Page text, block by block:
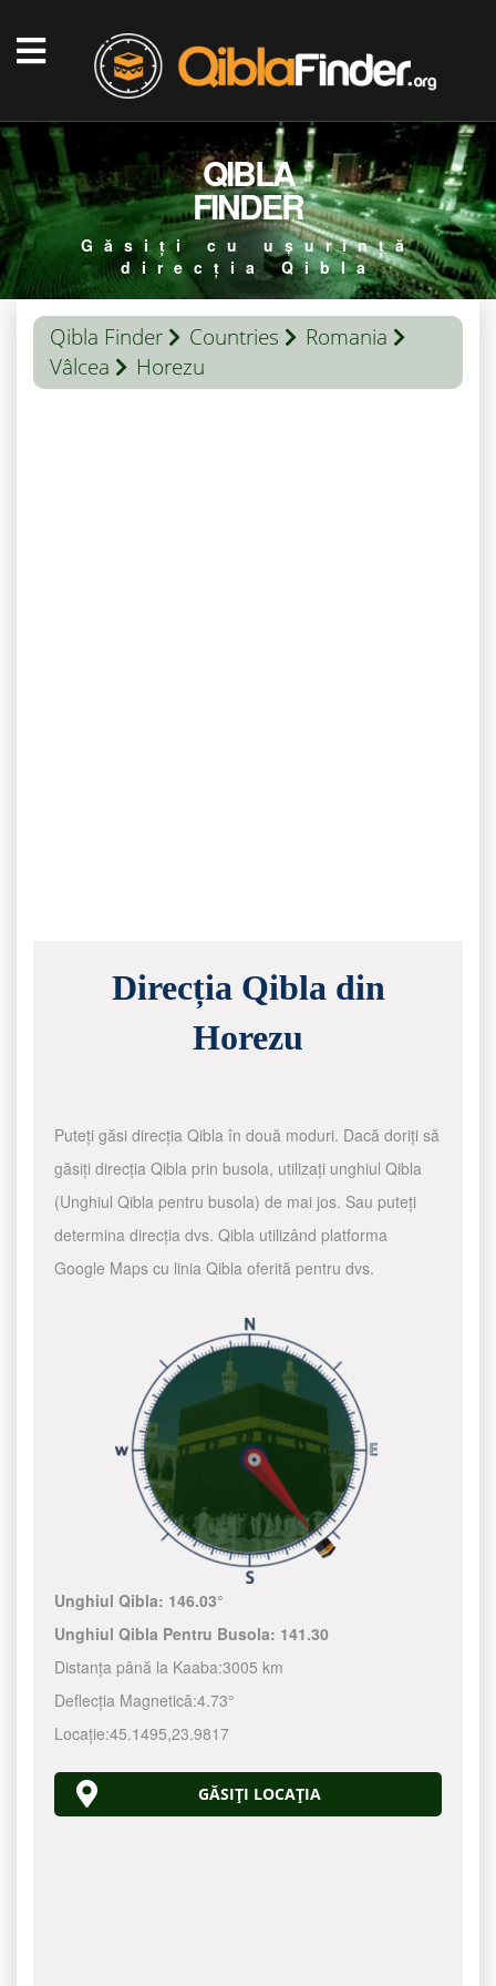
QIBLA
FINDER
Găsiți cu ușurință
direcția Qibla
Qibla Finder Countries
Romania
Vâlcea
Horezu
Direcția Qibla din
Horezu
Puteți găsi direcția Qibla în două moduri. Dacă doriți să
găsiți direcția Qibla prin busola, utilizați unghiul Qibla
(Unghiul Qibla pentru busola) de mai jos. Sau puteți
determina direcția dvs. Qibla utilizând platforma
Google Maps cu linia Qibla oferită pentru dvs.
Unghiul Qibla: 146.03°
Unghiul Qibla Pentru Busola: 141.30
Distanța până la Kaaba:3005 km
Deflecția Magnetică:4.73°
Locație:45.1495,23.9817
GĂSIȚI LOCAȚIA